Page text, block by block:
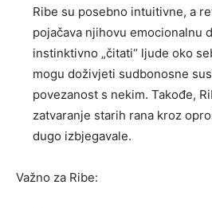
Ribe su posebno intuitivne, a
pojačava njihovu emocionalnu
instinktivno „čitati“ ljude oko
mogu doživjeti sudbonosne
povezanost s nekim. Takođe,
zatvaranje starih rana kroz
dugo izbjegavale.
Važno za Ribe: